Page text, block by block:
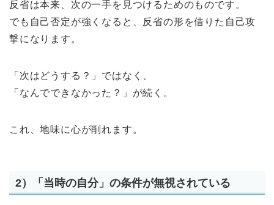
反省は本来、次の一手を見つけるためのものです。
でも自己否定が強くなると、反省の形を借りた自己攻
撃になります。
「次はどうする？」ではなく、
「なんでできなかった？」が続く。
これ、地味に心が削れます。
2）「当時の自分」の条件が無視されている